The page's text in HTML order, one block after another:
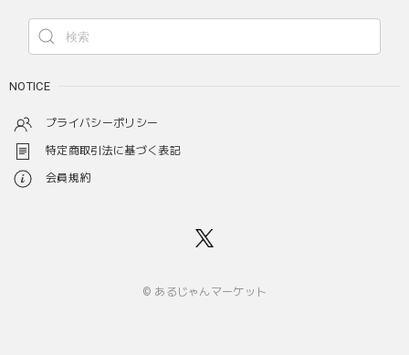
NOTICE
プライバシーポリシー
特定商取引法に基づく表記
会員規約
© あるじゃんマーケット